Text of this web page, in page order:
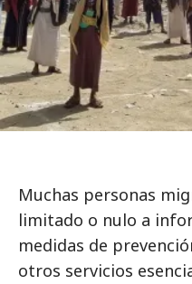
Muchas personas
limitado o nulo a
medidas de
otros servicios